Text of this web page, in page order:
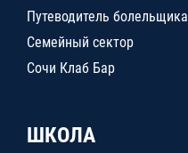
Путеводитель болельщика
Семейный сектор
Сочи Клаб Бар
ШКОЛА